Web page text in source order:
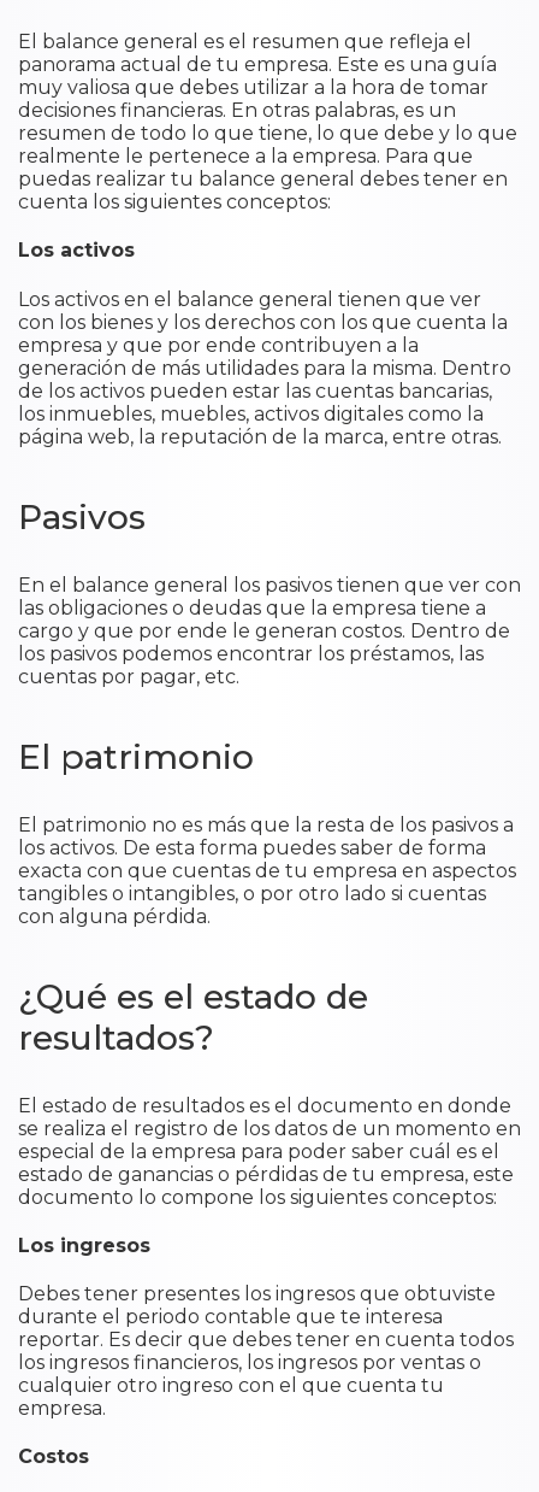
El balance general es el resumen que refleja el
panorama actual de tu empresa. Este es una guía
muy valiosa que debes utilizar a la hora de tomar
decisiones financieras. En otras palabras, es un
resumen de todo lo que tiene, lo que debe y lo que
realmente le pertenece a la empresa. Para que
puedas realizar tu balance general debes tener en
cuenta los siguientes conceptos:
Los activos
Los activos en el balance general tienen que ver
con los bienes y los derechos con los que cuenta la
empresa y que por ende contribuyen a la
generación de más utilidades para la misma. Dentro
de los activos pueden estar las cuentas bancarias,
los inmuebles, muebles, activos digitales como la
página web, la reputación de la marca, entre otras.
Pasivos
En el balance general los pasivos tienen que ver con
las obligaciones o deudas que la empresa tiene a
cargo y que por ende le generan costos. Dentro de
los pasivos podemos encontrar los préstamos, las
cuentas por pagar, etc.
El patrimonio
El patrimonio no es más que la resta de los pasivos a
los activos. De esta forma puedes saber de forma
exacta con que cuentas de tu empresa en aspectos
tangibles o intangibles, o por otro lado si cuentas
con alguna pérdida.
¿Qué es el estado de
resultados?
El estado de resultados es el documento en donde
se realiza el registro de los datos de un momento en
especial de la empresa para poder saber cuál es el
estado de ganancias o pérdidas de tu empresa, este
documento lo compone los siguientes conceptos:
Los ingresos
Debes tener presentes los ingresos que obtuviste
durante el periodo contable que te interesa
reportar. Es decir que debes tener en cuenta todos
los ingresos financieros, los ingresos por ventas o
cualquier otro ingreso con el que cuenta tu
empresa.
Costos